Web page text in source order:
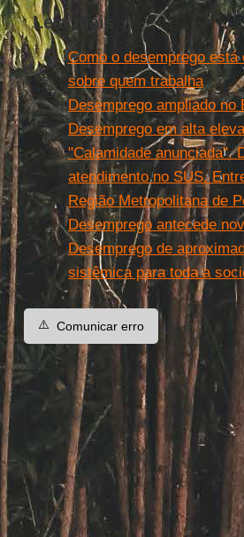
Leia mais
Como o desemprego
sobre quem trabalha
Desemprego ampliado
Desemprego em alta
"Calamidade anunciada".
atendimento no SUS.
Região Metropolitana de
Desemprego antecede
Desemprego de
sistêmica para toda a
⚠️ Comunicar erro